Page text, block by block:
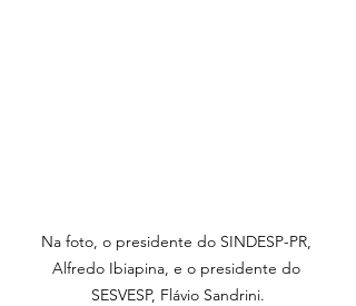
Na foto, o presidente do SINDESP-PR,
Alfredo Ibiapina, e o presidente do
SESVESP, Flávio Sandrini.